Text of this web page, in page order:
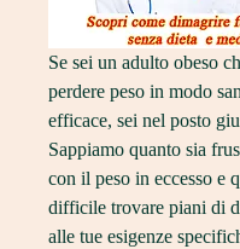
Se sei un adulto obeso
perdere peso in modo
efficace, sei nel posto
Sappiamo quanto sia
con il peso in eccesso e
difficile trovare piani di
alle tue esigenze